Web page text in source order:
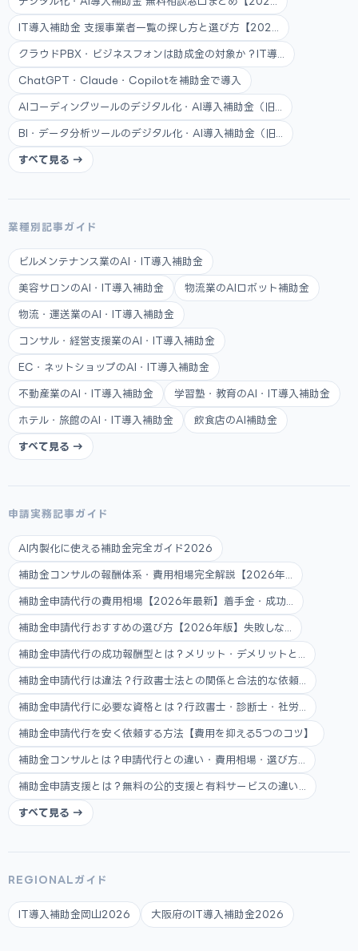
IT導入補助金 支援事業者一覧の探し方と選び方【202...
クラウドPBX・ビジネスフォンは助成金の対象か？IT導...
ChatGPT・Claude・Copilotを補助金で導入
AIコーディングツールのデジタル化・AI導入補助金（旧...
BI・データ分析ツールのデジタル化・AI導入補助金（旧...
すべて見る →
業種別記事ガイド
ビルメンテナンス業のAI・IT導入補助金
美容サロンのAI・IT導入補助金 物流業のAIロボット補助金
物流・運送業のAI・IT導入補助金
コンサル・経営支援業のAI・IT導入補助金
EC・ネットショップのAI・IT導入補助金
不動産業のAI・IT導入補助金 学習塾・教育のAI・IT導入補助金
ホテル・旅館のAI・IT導入補助金 飲食店のAI補助金
すべて見る →
申請実務記事ガイド
AI内製化に使える補助金完全ガイド2026
補助金コンサルの報酬体系・費用相場完全解説【2026年...
補助金申請代行の費用相場【2026年最新】着手金・成功...
補助金申請代行おすすめの選び方【2026年版】失敗しな...
補助金申請代行の成功報酬型とは？メリット・デメリットと...
補助金申請代行は違法？行政書士法との関係と合法的な依頼...
補助金申請代行に必要な資格とは？行政書士・診断士・社労...
補助金申請代行を安く依頼する方法【費用を抑える5つのコツ】
補助金コンサルとは？申請代行との違い・費用相場・選び方...
補助金申請支援とは？無料の公的支援と有料サービスの違い...
すべて見る →
REGIONALガイド
IT導入補助金岡山2026 大阪府のIT導入補助金2026